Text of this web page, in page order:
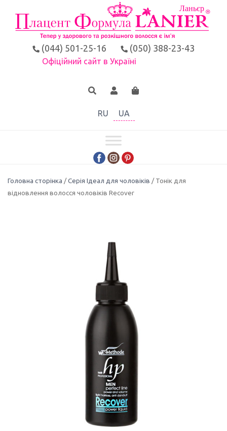
(044) 501-25-16 (050) 388-23-43
Офіційний сайт в Україні
RU UA
Головна сторінка /Серія Ідеал для чоловіків / Тонік для
відновлення волосся чоловіків Recover